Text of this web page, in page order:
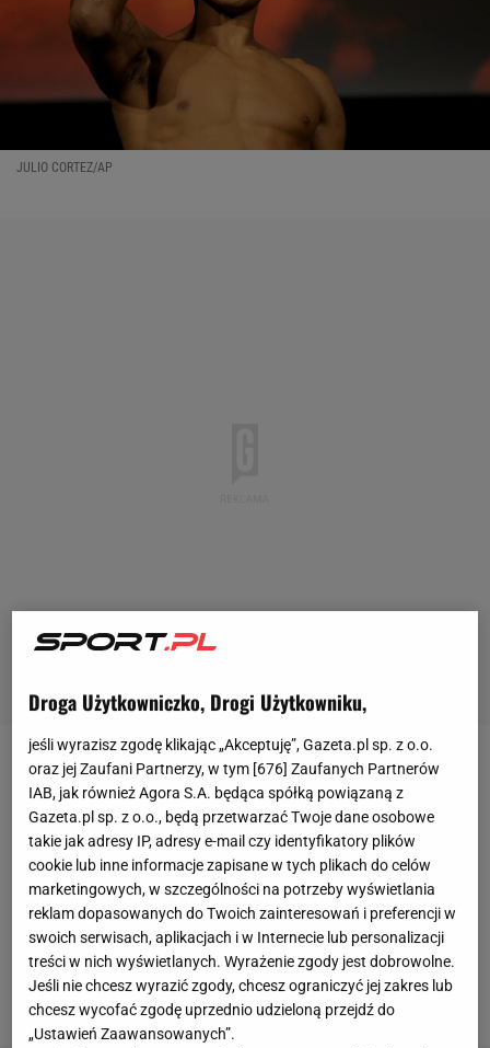
JULIO CORTEZ/AP
W oświadczeniuUFCczytamy: "Zespół medyczny
UFC, który badał Souzę i jego narożnik, uznał ich za
pacjentów bezobjawowych lub bez częstych
objawów COVID-19. Zgodnie z protokołami zdrowia i
bezpieczeństwa UFC, wszyscy trzej mężczyźni
opuścili hotel i będą izolowani poza nim, a zespół
medyczny UFC będzie zdalnie monitorował ich stan i
zapewni niezbędną pomoc w leczeni".
Droga Użytkowniczko, Drogi Użytkowniku,
jeśli wyrazisz zgodę klikając „Akceptuję”, Gazeta.pl sp. z o.o.
oraz jej Zaufani Partnerzy, w tym [676] Zaufanych Partnerów
IAB, jak również Agora S.A. będąca spółką powiązaną z
Gazeta.pl sp. z o.o., będą przetwarzać Twoje dane osobowe
takie jak adresy IP, adresy e-mail czy identyfikatory plików
cookie lub inne informacje zapisane w tych plikach do celów
marketingowych, w szczególności na potrzeby wyświetlania
reklam dopasowanych do Twoich zainteresowań i preferencji w
swoich serwisach, aplikacjach i w Internecie lub personalizacji
treści w nich wyświetlanych. Wyrażenie zgody jest dobrowolne.
Jeśli nie chcesz wyrazić zgody, chcesz ograniczyć jej zakres lub
chcesz wycofać zgodę uprzednio udzieloną przejdź do
„Ustawień Zaawansowanych”.